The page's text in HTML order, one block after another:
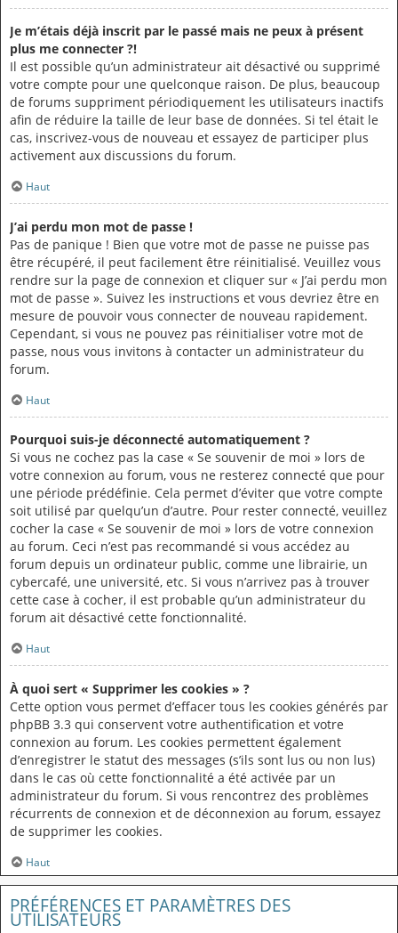
Je m’étais déjà inscrit par le passé mais ne peux à présent
plus me connecter ?!
Il est possible qu’un administrateur ait désactivé ou supprimé
votre compte pour une quelconque raison. De plus, beaucoup
de forums suppriment périodiquement les utilisateurs inactifs
afin de réduire la taille de leur base de données. Si tel était le
cas, inscrivez-vous de nouveau et essayez de participer plus
activement aux discussions du forum.
Haut
J’ai perdu mon mot de passe !
Pas de panique ! Bien que votre mot de passe ne puisse pas
être récupéré, il peut facilement être réinitialisé. Veuillez vous
rendre sur la page de connexion et cliquer sur « J’ai perdu mon
mot de passe ». Suivez les instructions et vous devriez être en
mesure de pouvoir vous connecter de nouveau rapidement.
Cependant, si vous ne pouvez pas réinitialiser votre mot de
passe, nous vous invitons à contacter un administrateur du
forum.
Haut
Pourquoi suis-je déconnecté automatiquement ?
Si vous ne cochez pas la case « Se souvenir de moi » lors de
votre connexion au forum, vous ne resterez connecté que pour
une période prédéfinie. Cela permet d’éviter que votre compte
soit utilisé par quelqu’un d’autre. Pour rester connecté, veuillez
cocher la case « Se souvenir de moi » lors de votre connexion
au forum. Ceci n’est pas recommandé si vous accédez au
forum depuis un ordinateur public, comme une librairie, un
cybercafé, une université, etc. Si vous n’arrivez pas à trouver
cette case à cocher, il est probable qu’un administrateur du
forum ait désactivé cette fonctionnalité.
Haut
À quoi sert « Supprimer les cookies » ?
Cette option vous permet d’effacer tous les cookies générés par
phpBB 3.3 qui conservent votre authentification et votre
connexion au forum. Les cookies permettent également
d’enregistrer le statut des messages (s’ils sont lus ou non lus)
dans le cas où cette fonctionnalité a été activée par un
administrateur du forum. Si vous rencontrez des problèmes
récurrents de connexion et de déconnexion au forum, essayez
de supprimer les cookies.
Haut
PRÉFÉRENCES ET PARAMÈTRES DES
UTILISATEURS